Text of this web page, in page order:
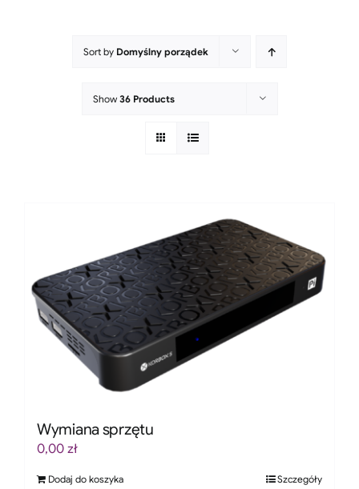
Sort by Domyślny porządek
Show 36 Products
Wymiana sprzętu
0,00 zł
Dodaj do koszyka Szczegóły